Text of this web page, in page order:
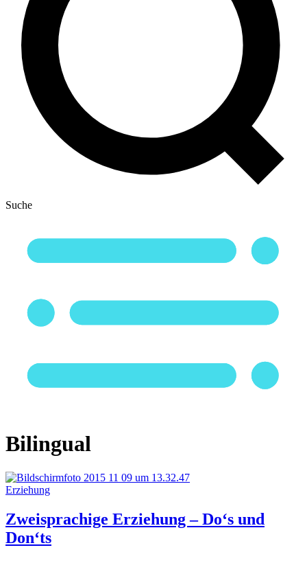
Suche
Bilingual
Erziehung
Zweisprachige Erziehung – Do‘s und
Don‘ts